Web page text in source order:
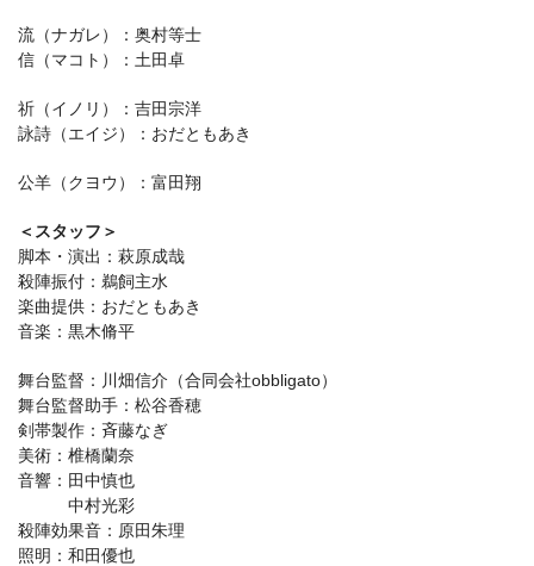
流（ナガレ）：奥村等士
信（マコト）：土田卓
祈（イノリ）：吉田宗洋
詠詩（エイジ）：おだともあき
公羊（クヨウ）：富田翔
＜スタッフ＞
脚本・演出：萩原成哉
殺陣振付：鵜飼主水
楽曲提供：おだともあき
音楽：黒木脩平
舞台監督：川畑信介（合同会社obbligato）
舞台監督助手：松谷香穂
剣帯製作：斉藤なぎ
美術：椎橋蘭奈
音響：田中慎也
中村光彩
殺陣効果音：原田朱理
照明：和田優也